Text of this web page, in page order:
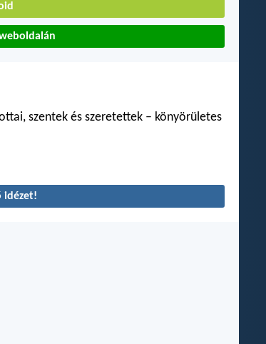
szentek és szeretettek – könyörületes
idézet!